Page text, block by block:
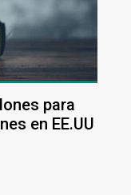
para
en EE.UU